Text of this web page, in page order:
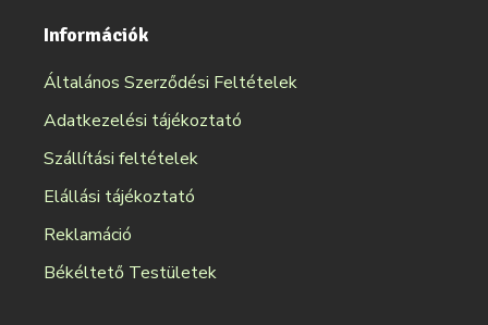
Információk
Általános Szerződési Feltételek
Adatkezelési tájékoztató
Szállítási feltételek
Elállási tájékoztató
Reklamáció
Békéltető Testületek